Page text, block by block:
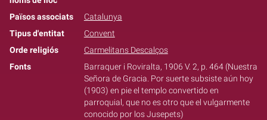
Països associats
Catalunya
Tipus d'entitat
Convent
Orde religiós
Carmelitans Descalços
Fonts
Barraquer i Roviralta, 1906 V. 2, p. 464 (Nuestra
Señora de Gracia. Por suerte subsiste aún hoy
(1903) en pie el templo convertido en
parroquial, que no es otro que el vulgarmente
conocido por los Jusepets)